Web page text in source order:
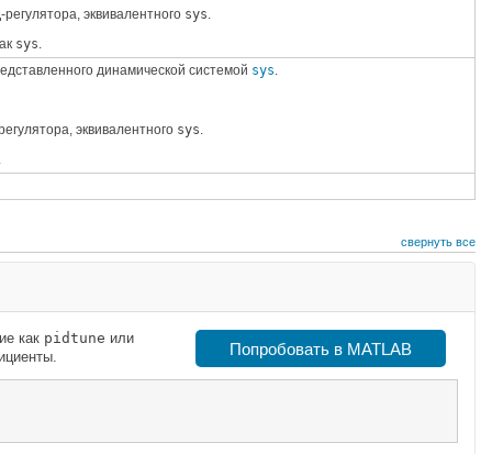
эквивалентного sys.
sys.
динамической системой sys.
эквивалентного sys.
.
свернуть все
Попробовать в MATLAB
как pidtune или